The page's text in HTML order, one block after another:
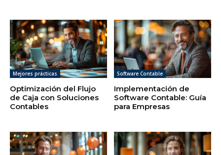
Mejores prácticas
Optimización del Flujo
de Caja con Soluciones
Contables
Software Contable
Implementación de
Software Contable: Guía
para Empresas